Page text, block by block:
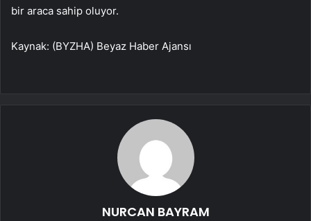
bir araca sahip oluyor.
Kaynak: (BYZHA) Beyaz Haber Ajansı
NURCAN BAYRAM